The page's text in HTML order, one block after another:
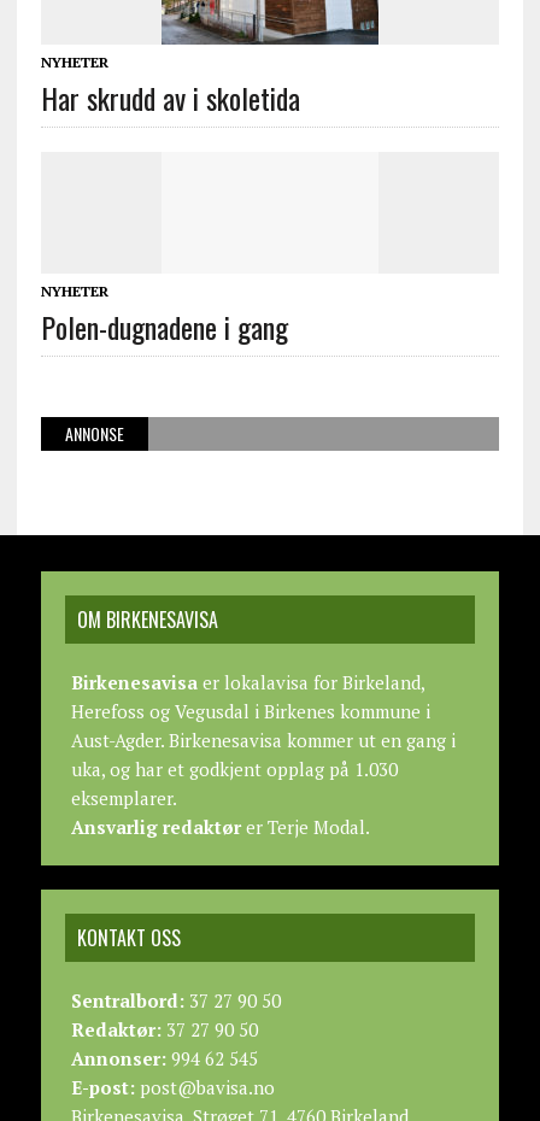
NYHETER
Har skrudd av i skoletida
NYHETER
Polen-dugnadene i gang
ANNONSE
OM BIRKENESAVISA
Birkenesavisaer lokalavisa for Birkeland,
Herefoss og Vegusdal i Birkenes kommune i
Aust-Agder. Birkenesavisa kommer ut en gang i
uka, og har et godkjent opplag på 1.030
eksemplarer.
Ansvarlig redaktører Terje Modal.
KONTAKT OSS
Sentralbord:37 27 90 50
Redaktør:37 27 90 50
Annonser:994 62 545
E-post:post@bavisa.no